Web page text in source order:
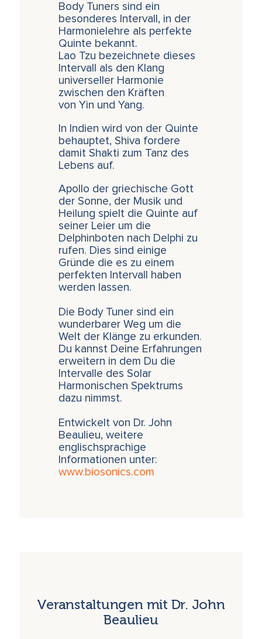
Body Tuners sind ein
besonderes Intervall, in der
Harmonielehre als perfekte
Quinte bekannt.
Lao Tzu bezeichnete dieses
Intervall als den Klang
universeller Harmonie
zwischen den Kräften
von Yin und Yang.
In Indien wird von der Quinte
behauptet, Shiva fordere
damit Shakti zum Tanz des
Lebens auf.
Apollo der griechische Gott
der Sonne, der Musik und
Heilung spielt die Quinte auf
seiner Leier um die
Delphinboten nach Delphi zu
rufen. Dies sind einige
Gründe die es zu einem
perfekten Intervall haben
werden lassen.
Die Body Tuner sind ein
wunderbarer Weg um die
Welt der Klänge zu erkunden.
Du kannst Deine Erfahrungen
erweitern in dem Du die
Intervalle des Solar
Harmonischen Spektrums
dazu nimmst.
Entwickelt von Dr. John
Beaulieu, weitere
englischsprachige
Informationen unter:
www.biosonics.com
Veranstaltungen mit Dr. John
Beaulieu